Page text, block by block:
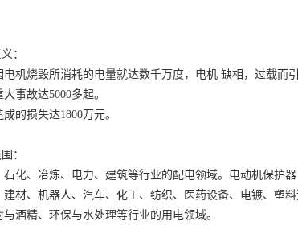
：
机烧毁所消耗的电量就达数千万度，电机 缺相，过载而
大事故达5000多起。
成的损失达1800万元。
：
石化、冶炼、电力、建筑等行业的配电领域。电动机保护器
建材、机器人、汽车、化工、纺织、医药设备、电镀、塑
酒精、环保与水处理等行业的用电领域。